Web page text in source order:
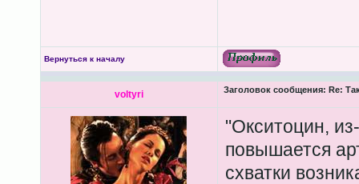
Вернуться к началу
voltyri Заголовок сообщения: Re:
"Окситоцин,
повышается
схватки